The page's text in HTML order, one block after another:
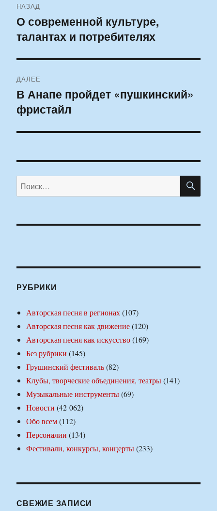
по
записям
НАЗАД
Предыдущая
запись:
О современной культуре,
талантах и потребителях
ДАЛЕЕ
Следующая
запись:
В Анапе пройдет «пушкинский»
фристайл
Искать:
РУБРИКИ
Авторская песня в регионах(107)
Авторская песня как движение(120)
Авторская песня как искусство(169)
Без рубрики (145)
Грушинский фестиваль(82)
Клубы, творческие объединения, театры(141)
Музыкальные инструменты(69)
Новости (42 062)
Обо всем(112)
Персоналии (134)
Фестивали, конкурсы, концерты(233)
СВЕЖИЕ ЗАПИСИ